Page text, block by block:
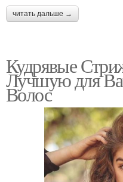
читать дальше →
Кудрявые
Лучшую для
Волос